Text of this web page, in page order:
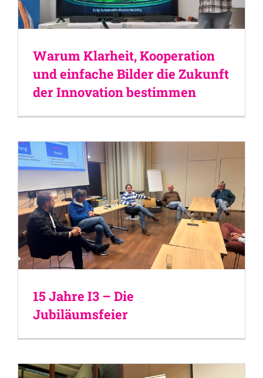
Warum Klarheit, Kooperation
und einfache Bilder die Zukunft
der Innovation bestimmen
15 Jahre I3 – Die
Jubiläumsfeier